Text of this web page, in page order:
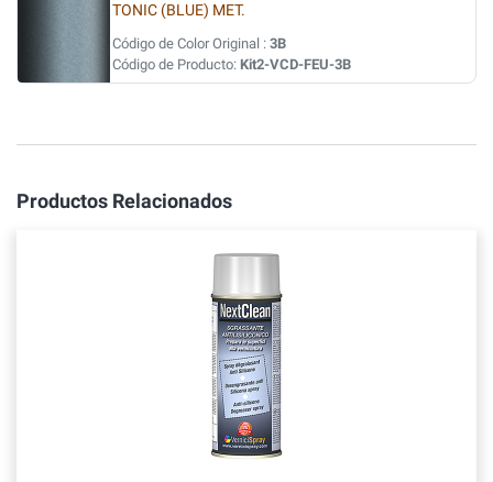
TONIC (BLUE) MET.
Código de Color Original : 3B
Código de Producto: Kit2-VCD-FEU-3B
Productos Relacionados